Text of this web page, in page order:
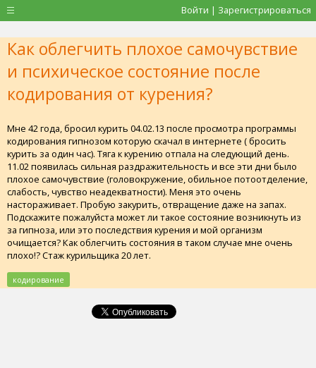
Войти | Зарегистрироваться
Как облегчить плохое самочувствие
и психическое состояние после
кодирования от курения?
Мне 42 года, бросил курить 04.02.13 после просмотра программы
кодирования гипнозом которую скачал в интернете ( бросить
курить за один час). Тяга к курению отпала на следующий день.
11.02 появилась сильная раздражительность и все эти дни было
плохое самочувствие (головокружение, обильное потоотделение,
слабость, чувство неадекватности). Меня это очень
настораживает. Пробую закурить, отвращение даже на запах.
Подскажите пожалуйста может ли такое состояние возникнуть из
за гипноза, или это последствия курения и мой организм
очищается? Как облегчить состояния в таком случае мне очень
плохо!? Стаж курильщика 20 лет.
кодирование